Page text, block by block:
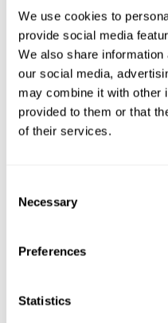
We use cookies to
provide social media
We also share
our social media,
may combine it with other
provided to them or that
of their services.
Selection
Necessary
Preferences
Statistics
данные вашего профиля и
Если вы вышли из своей
возможно, мы продолжим
взаимодействие с нашими
течение максимум 30 дней
наших Услуг, этот анализ
с нашими рекламными
Предложения наиболее
рекламодателям, а
Помощи владельцам
понимании того, как